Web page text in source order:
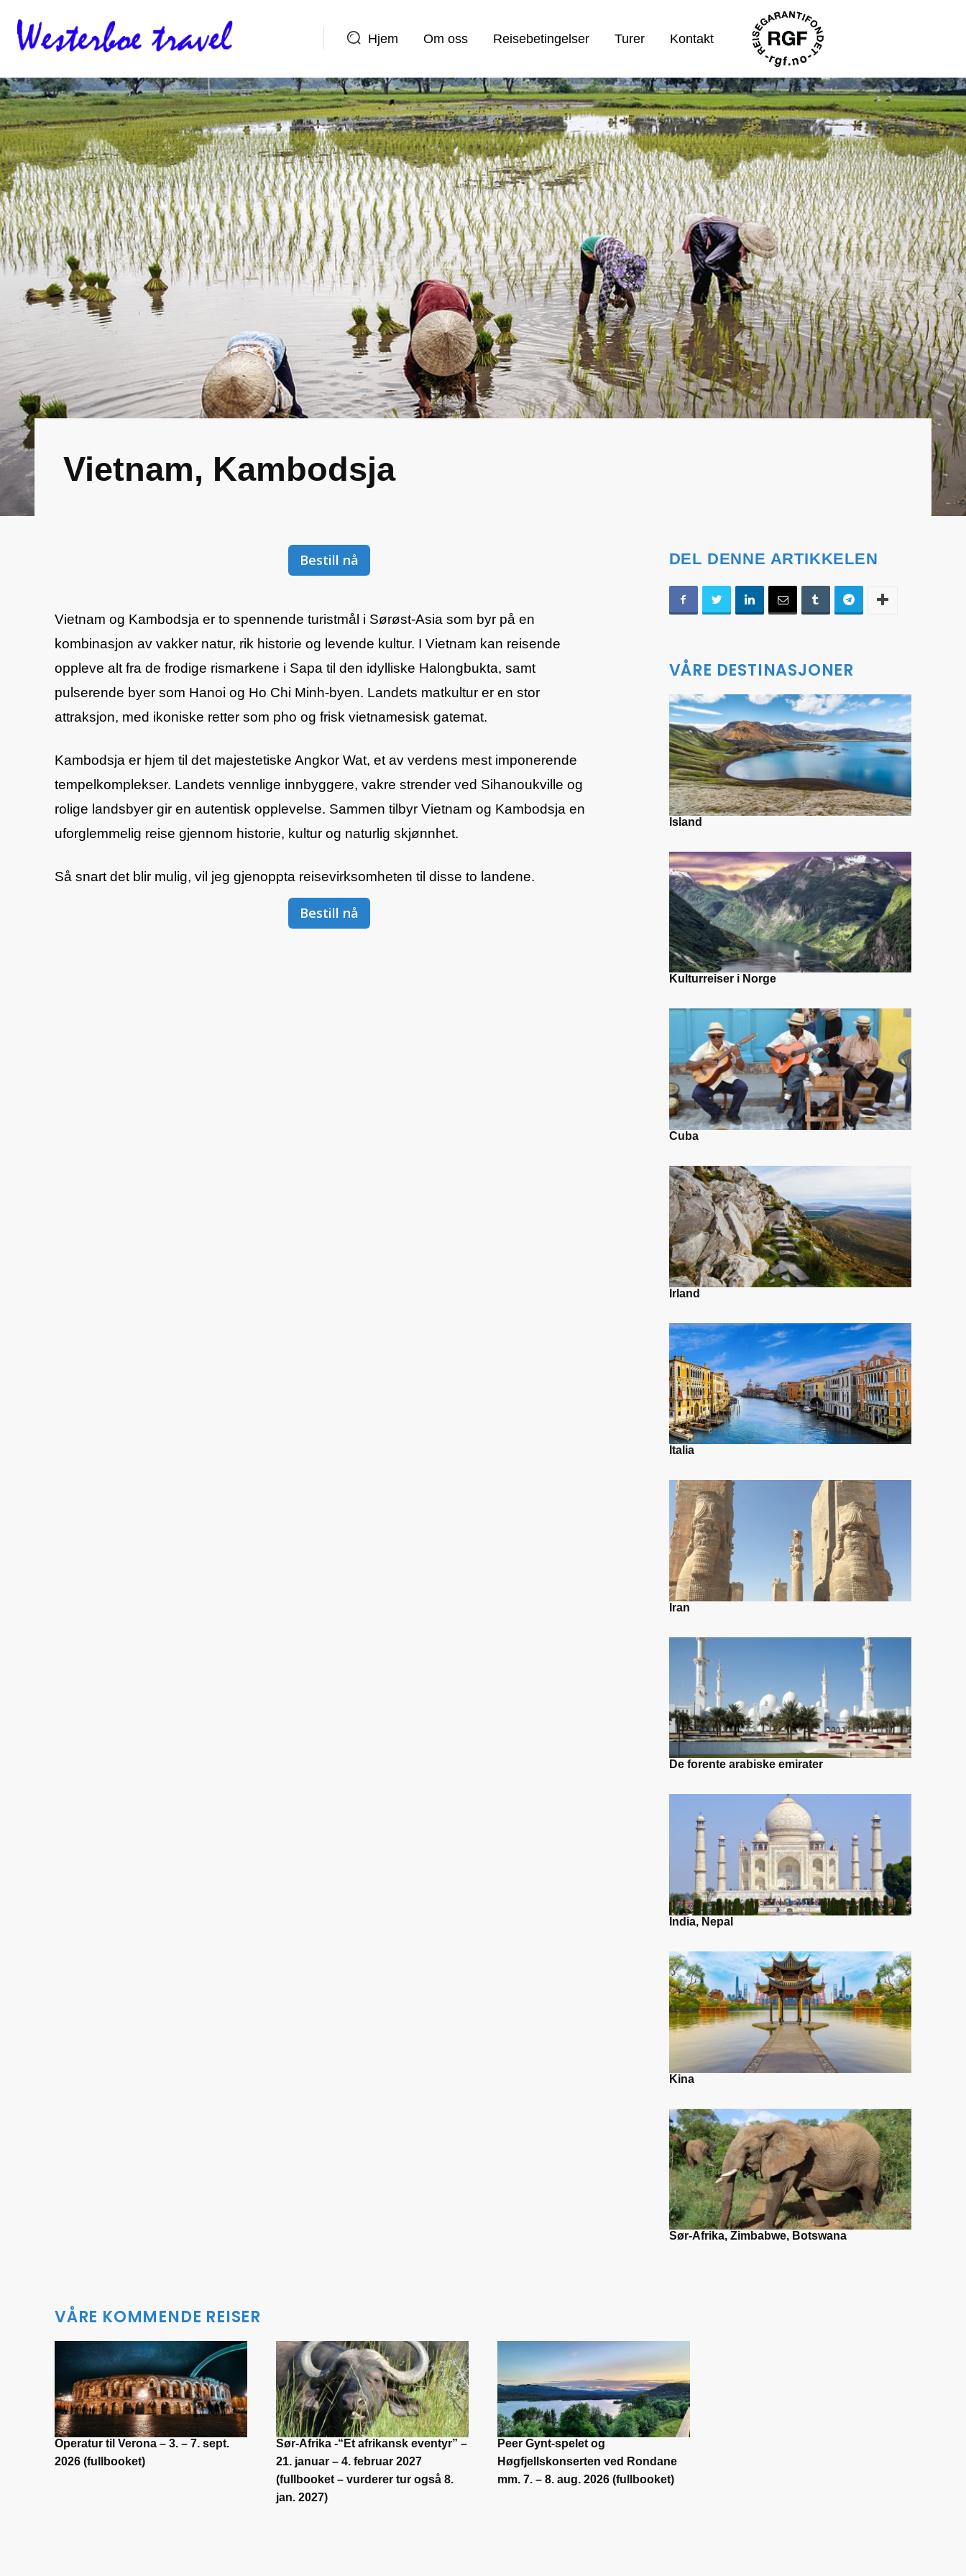
Hjem Om oss Reisebetingelser Turer Kontakt
Vietnam, Kambodsja
Bestill nå
Vietnam og Kambodsja er to spennende turistmål i Sørøst-Asia som byr på en
kombinasjon av vakker natur, rik historie og levende kultur. I Vietnam kan reisende
oppleve alt fra de frodige rismarkene i Sapa til den idylliske Halongbukta, samt
pulserende byer som Hanoi og Ho Chi Minh-byen. Landets matkultur er en stor
attraksjon, med ikoniske retter som pho og frisk vietnamesisk gatemat.
Kambodsja er hjem til det majestetiske Angkor Wat, et av verdens mest imponerende
tempelkomplekser. Landets vennlige innbyggere, vakre strender ved Sihanoukville og
rolige landsbyer gir en autentisk opplevelse. Sammen tilbyr Vietnam og Kambodsja en
uforglemmelig reise gjennom historie, kultur og naturlig skjønnhet.
Så snart det blir mulig, vil jeg gjenoppta reisevirksomheten til disse to landene.
Bestill nå
DEL DENNE ARTIKKELEN
VÅRE DESTINASJONER
Island
Kulturreiser i Norge
Cuba
Irland
Italia
Iran
De forente arabiske emirater
India, Nepal
Kina
Sør-Afrika, Zimbabwe, Botswana
VÅRE KOMMENDE REISER
Operatur til Verona – 3. – 7. sept.
2026 (fullbooket)
Sør-Afrika -“Et afrikansk eventyr” –
21. januar – 4. februar 2027
(fullbooket – vurderer tur også 8.
jan. 2027)
Peer Gynt-spelet og
Høgfjellskonserten ved Rondane
mm. 7. – 8. aug. 2026 (fullbooket)